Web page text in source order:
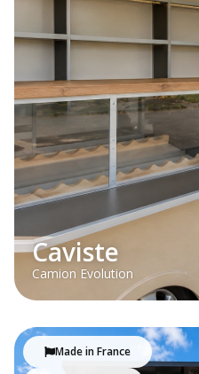
Caviste
Camion Evolution
Made in France